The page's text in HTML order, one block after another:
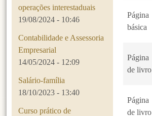
Página
básica
Página
de livro
Página
de livro
operações interestaduais
19/08/2024 - 10:46
Contabilidade e Assessoria
Empresarial
14/05/2024 - 12:09
Salário-família
18/10/2023 - 13:40
Curso prático de